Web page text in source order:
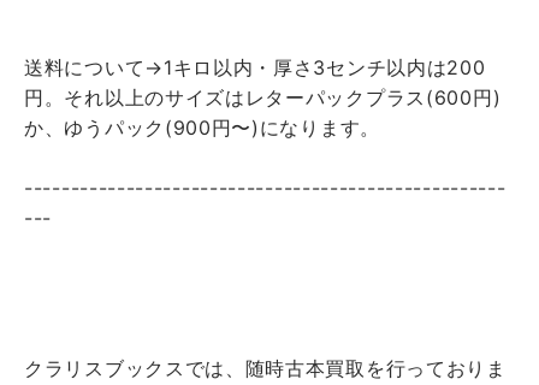
送料について→1キロ以内・厚さ3センチ以内は200
円。それ以上のサイズはレターパックプラス(600円)
か、ゆうパック(900円〜)になります。
----------------------------------------------------
---
クラリスブックスでは、随時古本買取を行っておりま